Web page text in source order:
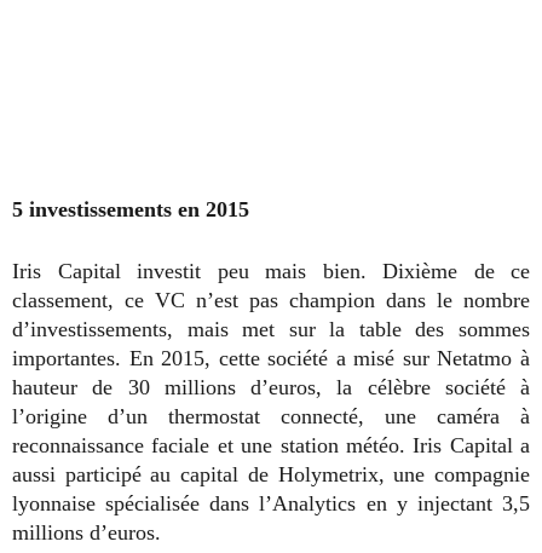
5 investissements en 2015
Iris Capital investit peu mais bien. Dixième de ce
classement, ce VC n’est pas champion dans le nombre
d’investissements, mais met sur la table des sommes
importantes. En 2015, cette société a misé sur Netatmo à
hauteur de 30 millions d’euros, la célèbre société à
l’origine d’un thermostat connecté, une caméra à
reconnaissance faciale et une station météo. Iris Capital a
aussi participé au capital de Holymetrix, une compagnie
lyonnaise spécialisée dans l’Analytics en y injectant 3,5
millions d’euros.